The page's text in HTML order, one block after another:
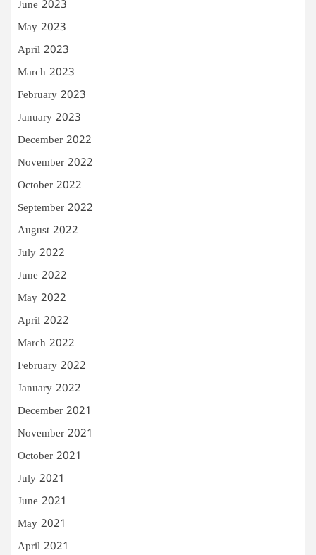
June 2023
May 2023
April 2023
March 2023
February 2023
January 2023
December 2022
November 2022
October 2022
September 2022
August 2022
July 2022
June 2022
May 2022
April 2022
March 2022
February 2022
January 2022
December 2021
November 2021
October 2021
July 2021
June 2021
May 2021
April 2021